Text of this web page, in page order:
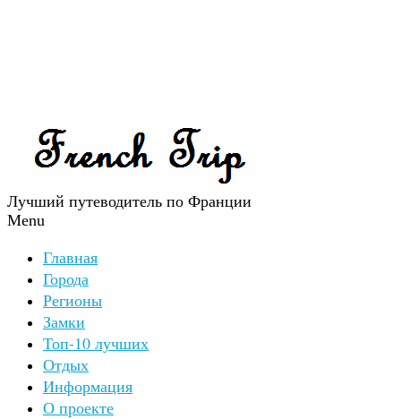
Лучший путеводитель по Франции
Menu
Главная
Города
Регионы
Замки
Топ-10 лучших
Отдых
Информация
О проекте